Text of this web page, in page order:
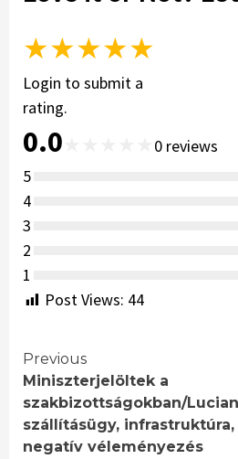
★★★★★
Login to submit a
rating.
0.0 0 reviews
5
4
3
2
1
Post Views: 44
Continue
Reading
Previous
Miniszterjelöltek a
szakbizottságokban/
szállításügy, infrastruktúra,
negatív véleményezés